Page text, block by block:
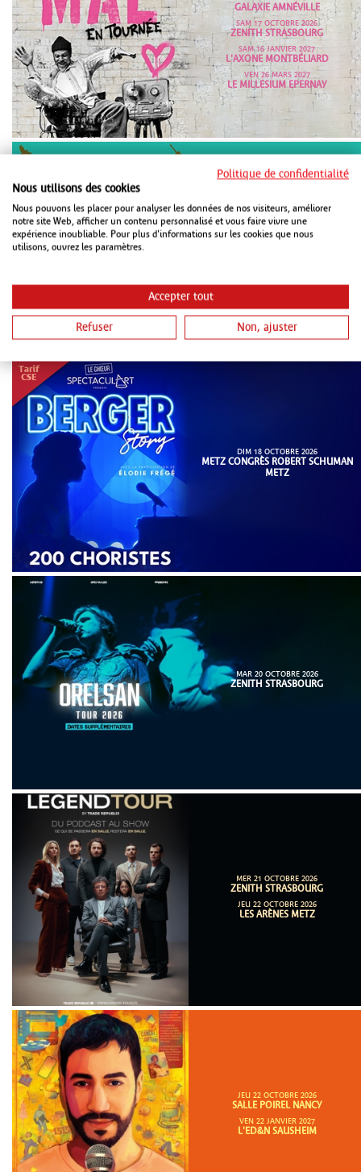
GALAXIE AMNÉVILLE
SAM 17 OCTOBRE 2026
ZENITH STRASBOURG
SAM 16 JANVIER 2027
L'AXONE MONTBÉLIARD
VEN 26 MARS 2027
LE MILLESIUM EPERNAY
VEN 16 OCTOBRE 2026
PMC STRASBOURG
VEN 15 JANVIER 2027
METZ
DIM 18 OCTOBRE 2026
METZ CONGRÈS ROBERT SCHUMAN
METZ
MAR 20 OCTOBRE 2026
ZENITH STRASBOURG
MER 21 OCTOBRE 2026
ZENITH STRASBOURG
JEU 22 OCTOBRE 2026
LES ARÈNES METZ
JEU 22 OCTOBRE 2026
SALLE POIREL NANCY
VEN 22 JANVIER 2027
L'ED&N SAUSHEIM
Politique de confidentialité
Nous utilisons des cookies
Nous pouvons les placer pour analyser les données de nos visiteurs, améliorer
notre site Web, afficher un contenu personnalisé et vous faire vivre une
expérience inoubliable. Pour plus d'informations sur les cookies que nous
utilisons, ouvrez les paramètres.
Accepter tout
Refuser Non, ajuster